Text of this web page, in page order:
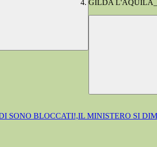
GILDA
SONO BLOCCATI!,IL MINISTERO SI